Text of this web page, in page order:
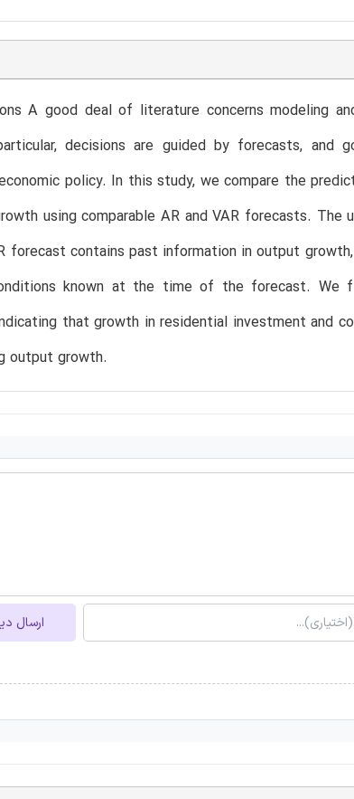
A good deal of literature concerns modeling
decisions are guided by forecasts, and
policy. In this study, we compare the
using comparable AR and VAR forecasts.
forecast contains past information in output
known at the time of the forecast.
that growth in residential investment and
output growth.
ارسال